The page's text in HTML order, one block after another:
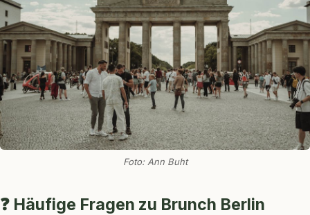
Foto: Ann Buht
❓ Häufige Fragen zu Brunch Berlin